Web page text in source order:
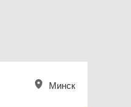
Минск